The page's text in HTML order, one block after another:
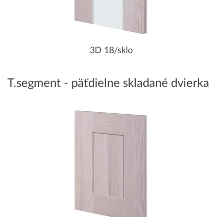
3D 18/sklo
T.segment - päťdielne skladané dvierka